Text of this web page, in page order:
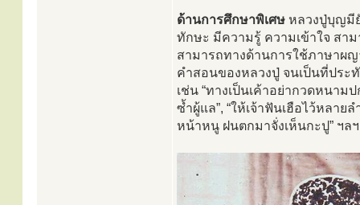
ด้านการศึกษาพิเศษ หลวงปู่บุญมี
ทักษะ มีความรู้ ความเข้าใจ สา
สามารถทางด้านการใช้ภาษาผ
คำสอนของหลวงปู่ จนเป็นที่ประ
เช่น “ทางเป็นเค้าอย่ากวดหนาม
ซ้ำผู้แล”, “ให้เจ้าฟันเฮือไว้หลา
หน้าหนู ฝนตกมาจั่งเห็นกะปู” ฯลฯ